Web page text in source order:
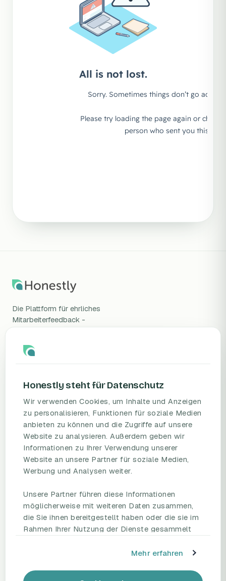
Honestly steht für Datenschutz
Wir verwenden Cookies, um Inhalte und Anzeigen
zu personalisieren, Funktionen für soziale Medien
anbieten zu können und die Zugriffe auf unsere
Website zu analysieren. Außerdem geben wir
Informationen zu Ihrer Verwendung unserer
Website an unsere Partner für soziale Medien,
Werbung und Analysen weiter.
Unsere Partner führen diese Informationen
möglicherweise mit weiteren Daten zusammen,
die Sie ihnen bereitgestellt haben oder die sie im
Rahmen Ihrer Nutzung der Dienste gesammelt
Mehr erfahren
Die Plattform für ehrliches
Mitarbeiterfeedback -
wissenschaftlich validiert, DSGVO-
PRODUKT
Mitarbeiterbefragungs-
Plattform
Preise
RESSOURCEN
Blog
Umfragevorlagen
Mitarbeiterbefragung
eNPS
Employee Engagement
Status Page
HR Beirat